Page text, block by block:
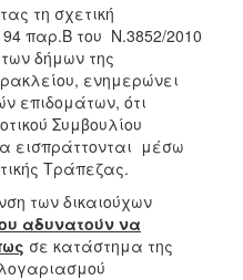
τη σχετική
παρ.Β του Ν.3852/2010
δήμων της
ενημερώνει
επιδομάτων, ότι
Συμβουλίου
εισπράττονται μέσω
Τράπεζας.
των δικαιούχων
αδυνατούν να
σε κατάστημα της